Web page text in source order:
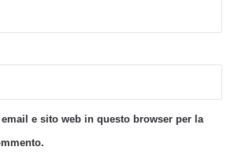
e sito web in questo browser per la